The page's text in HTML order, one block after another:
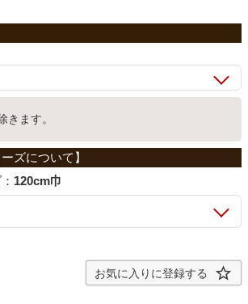
ス
ます。
120cm巾
お気に入りに登録する